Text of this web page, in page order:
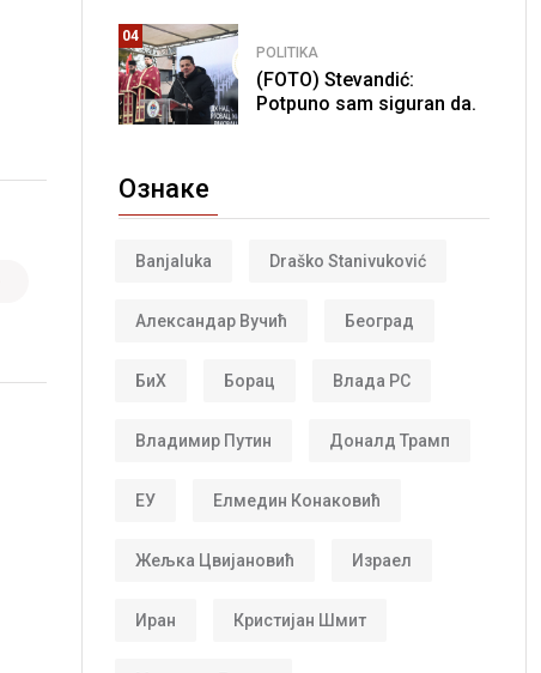
04
POLITIKA
(FOTO) Stevandić:
Potpuno sam siguran da.
Ознаке
Banjaluka Draško Stanivuković
Александар Вучић Београд
БиХ Борац Влада РС
Владимир Путин Доналд Трамп
ЕУ Елмедин Конаковић
Жељка Цвијановић Израел
Иран Кристијан Шмит